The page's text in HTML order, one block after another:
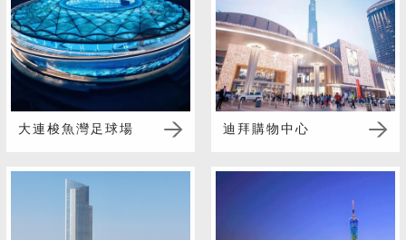
大連梭魚灣足球場 迪拜購物中心